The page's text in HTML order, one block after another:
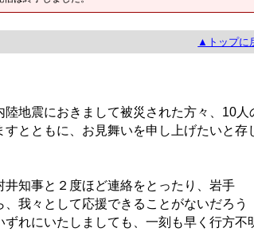
▲トップに
地震におきまして被災された方々、10人
とともに、お見舞いを申し上げたいと存
知事と２度ほど連絡をとったり、岩手
我々として応援できることがないだろう
れにいたしましても、一刻も早く行方不